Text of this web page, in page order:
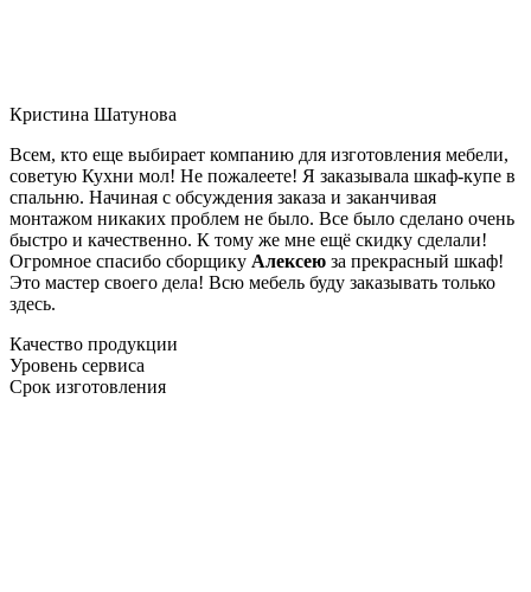
Кристина Шатунова
Всем, кто еще выбирает компанию для изготовления мебели,
советую Кухни мол! Не пожалеете! Я заказывала шкаф-купе в
спальню. Начиная с обсуждения заказа и заканчивая
монтажом никаких проблем не было. Все было сделано очень
быстро и качественно. К тому же мне ещё скидку сделали!
Огромное спасибо сборщику Алексею за прекрасный шкаф!
Это мастер своего дела! Всю мебель буду заказывать только
здесь.
Качество продукции
Уровень сервиса
Срок изготовления